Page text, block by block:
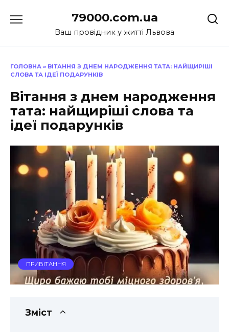
до
79000.com.ua
Ваш провідник у житті Львова
ГОЛОВНА » ВІТАННЯ З ДНЕМ НАРОДЖЕННЯ ТАТА: НАЙЩИРІШІ
СЛОВА ТА ІДЕЇ ПОДАРУНКІВ
Вітання з днем народження
тата: найщиріші слова та
ідеї подарунків
ПРИВІТАННЯ
Зміст